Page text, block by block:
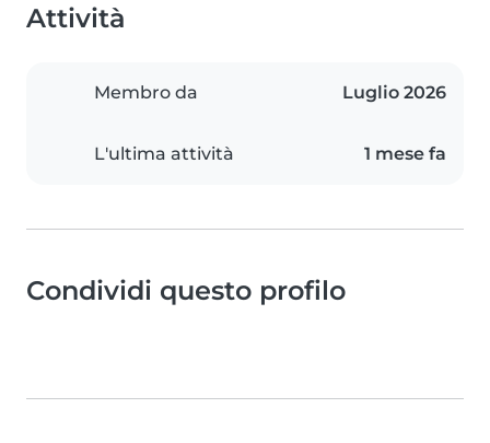
Attività
Membro da Luglio 2026
L'ultima attività 1 mese fa
Condividi questo profilo